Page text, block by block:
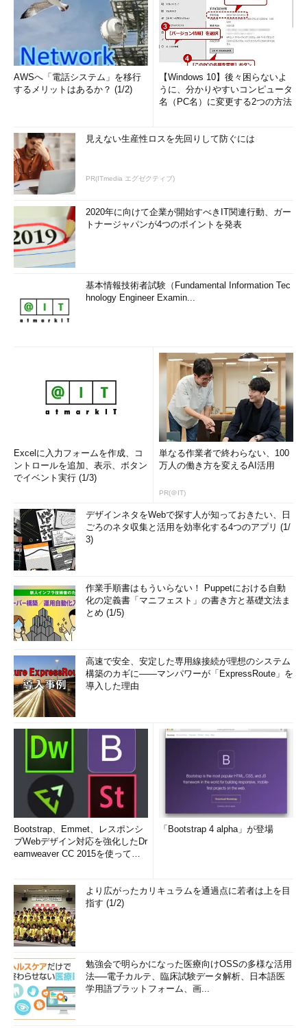
AWSへ「電話システム」を移行
するメリットはあるか？ (1/2)
【Windows 10】後々困らないよ
うに、分かりやすいコンピュータ
名（PC名）に変更する2つの方法
見えない生産性ロスを先回りして防ぐには
PR(ITmedia エグゼクティブ)
2020年に向けて企業が開始すべきIT関連行動、ガー
トナージャパンが4つのポイントを発表
基本情報技術者試験（Fundamental Information Tec
hnology Engineer Examin...
Excelに入力フォームを作成、コ
ントロールを追加、表示、ボタン
でイベント実行 (1/3)
単なる作業者で終わらない、100
万人の働き方を変えるAI活用
PR(＠IT)
デザインネタをWebで探す人が知っておきたい、日
ごろのネタ収集と活用を効率化する4つのアプリ (1/
3)
作業手順書はもういらない！ Puppetにおける自動
化の定義書「マニフェスト」の書き方と基礎文法ま
とめ (1/5)
高速で安全、安定した専用線接続が理想のシステム
構築のカギに――マンパワーが「ExpressRoute」を
導入した理由
Bootstrap、Emmet、レスポンシ
ブWebデザイン対応を強化したDr
eamweaver CC 2015を使って
「Bootstrap 4 alpha」が登場
より広がったカリキュラムを通過点に若者は上を目
指す (1/2)
勉強会で明らかになった医療向けOSSの多様な活用
法──電子カルテ、臨床試験データ解析、日本語医
学用語プラットフォーム、画...